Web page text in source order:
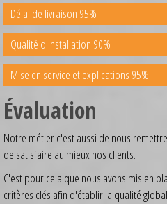
Délai de livraison 95%
Qualité d'installation 90%
Mise en service et explications 95%
Évaluation
Notre métier c'est aussi de nous
de satisfaire au mieux nos clients.
C'est pour cela que nous avons mis en
critères clés afin d'établir la qualité